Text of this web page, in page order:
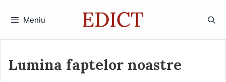
Meniu
Lumina faptelor noastre